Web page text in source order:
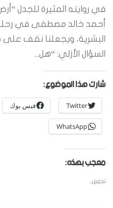
في روايته المثيرة للجدل
أحمد خالد مصطفى في
البشرية، ويجعلنا نقف على
السؤال الأزلي: “هل...
شارك هذا الموضوع:
Twitter فيس بوك
WhatsApp
معجب بهذه:
تحميل...